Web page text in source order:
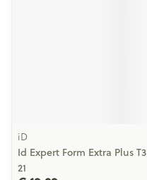
iD
Id Expert Form Extra Plus T3
21